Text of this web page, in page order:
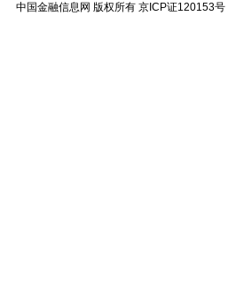
中国金融信息网 版权所有 京ICP证120153号